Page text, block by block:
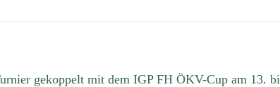
gekoppelt mit dem IGP FH ÖKV-Cup am 13.